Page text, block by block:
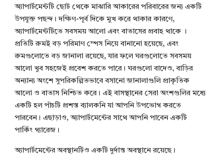
অ্যাপার্টমেন্টটি ছোট থেকে মাঝারি আকারের পরিবারের জন্য একটি
উপযুক্ত পছন্দ। দক্ষিণ-পূর্ব দিকে মুখ করে থাকার কারণে,
অ্যাপার্টমেন্টটিতে সবসময় আলো এবং বাতাসের প্রবাহ থাকে ।
প্রতিটি রুমই বড় পরিমাণ স্পেস নিয়ে বানানো হয়েছে, এবং
রুমগুলোতে বড় জানালা রয়েছে, যার ফলে ঘরগুলোতে সবসময়
আলো খুব সহজেই প্রবেশ করতে পারে। ঘরগুলো বাদেও, বাড়ির
অন্যান্য অংশে সুপরিকল্পিতভাবে বসানো জানালাগুলি প্রাকৃতিক
আলো ও বাতাস নিশ্চিত করে। এই বাসস্থানের সেরা অংশগুলির মধ্যে
একটি হল পাঁচটি প্রশস্ত ব্যালকনি যা আপনি উপভোগ করতে
পারবেন। এছাড়াও, অ্যাপার্টমেন্টের সাথে আপনি পাবেন একটি
পার্কিং গ্যারেজ।
অ্যাপার্টমেন্টের অবস্থানটিও একটি দুর্দান্ত অবস্থানে রয়েছে।